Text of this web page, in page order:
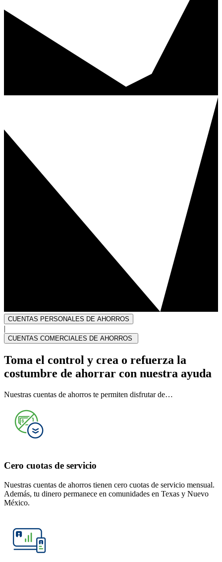
CUENTAS PERSONALES DE AHORROS
|
CUENTAS COMERCIALES DE AHORROS
Toma el control y crea o refuerza la
costumbre de ahorrar con nuestra ayuda
Nuestras cuentas de ahorros te permiten disfrutar de…
Cero cuotas de servicio
Nuestras cuentas de ahorros tienen cero cuotas de servicio mensual.
Además, tu dinero permanece en comunidades en Texas y Nuevo
México.